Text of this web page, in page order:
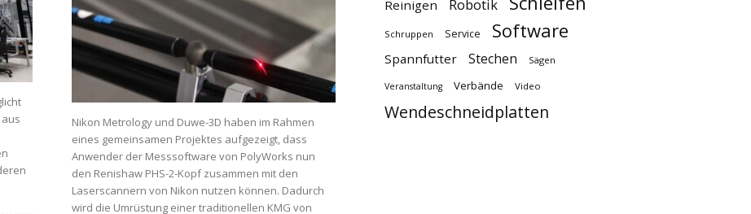
Nikon Metrology und Duwe-3D haben im Rahmen
eines gemeinsamen Projektes aufgezeigt, dass
Anwender der Messsoftware von PolyWorks nun
den Renishaw PHS-2-Kopf zusammen mit den
Laserscannern von Nikon nutzen können. Dadurch
wird die Umrüstung einer traditionellen KMG von
Reinigen Robotik
Schruppen Service Software
Spannfutter Stechen Sägen
Veranstaltung Verbände Video
Wendeschneidplatten